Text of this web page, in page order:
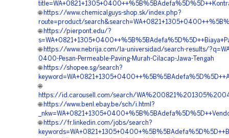
🌐 https://www.chemicalguys-shop.sk/index.php?
route=product/
🌐 https://pierpont.edu/?
🌐 https://www.nebrija.com/la-universidad/search-results/
0400-Pesan-Permeable-Paving-Murah-Cilacap-Jawa-Tengah
🌐 https://shopee.sg/search?
🌐
https://id.carousell.com/search/
🌐 https://www.benl.ebay.be/sch/i.html?
🌐 https://fr.linkedin.com/jobs/search?